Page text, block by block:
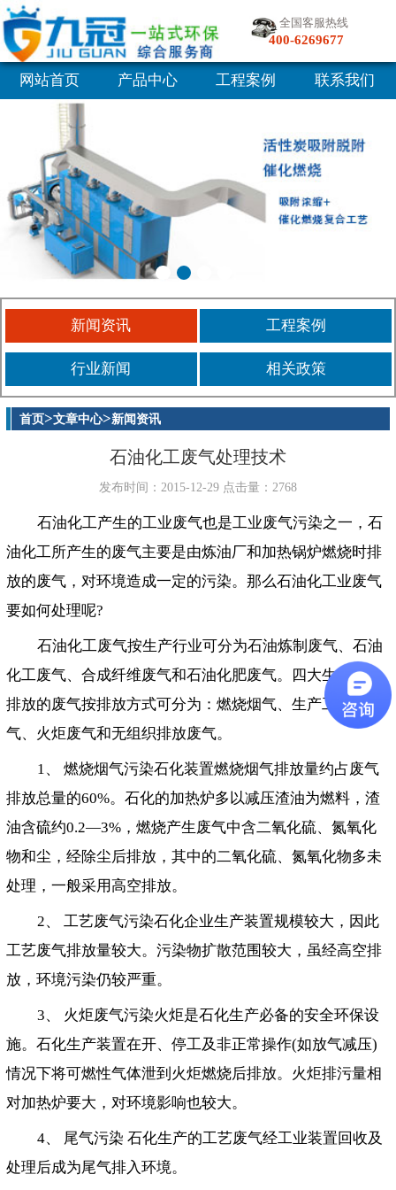
全国客服热线
400-6269677
网站首页 产品中心 工程案例 联系我们
新闻资讯 工程案例
行业新闻 相关政策
首页>文章中心>新闻资讯
石油化工废气处理技术
发布时间：2015-12-29 点击量：2768
石油化工产生的工业废气也是工业废气污染之一，石
油化工所产生的废气主要是由炼油厂和加热锅炉燃烧时排
放的废气，对环境造成一定的污染。那么石油化工业废气
要如何处理呢?
石油化工废气按生产行业可分为石油炼制废气、石油
化工废气、合成纤维废气和石油化肥废气。四大生产行业
排放的废气按排放方式可分为：燃烧烟气、生产工艺废
气、火炬废气和无组织排放废气。
1、 燃烧烟气污染石化装置燃烧烟气排放量约占废气
排放总量的60%。石化的加热炉多以减压渣油为燃料，渣
油含硫约0.2—3%，燃烧产生废气中含二氧化硫、氮氧化
物和尘，经除尘后排放，其中的二氧化硫、氮氧化物多未
处理，一般采用高空排放。
2、 工艺废气污染石化企业生产装置规模较大，因此
工艺废气排放量较大。污染物扩散范围较大，虽经高空排
放，环境污染仍较严重。
3、 火炬废气污染火炬是石化生产必备的安全环保设
施。石化生产装置在开、停工及非正常操作(如放气减压)
情况下将可燃性气体泄到火炬燃烧后排放。火炬排污量相
对加热炉要大，对环境影响也较大。
4、 尾气污染 石化生产的工艺废气经工业装置回收及
处理后成为尾气排入环境。